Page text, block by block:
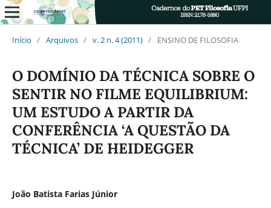
Início / Arquivos / v. 2 n. 4 (2011) / ENSINO DE FILOSOFIA
O DOMÍNIO DA TÉCNICA SOBRE O
SENTIR NO FILME EQUILIBRIUM:
UM ESTUDO A PARTIR DA
CONFERÊNCIA ‘A QUESTÃO DA
TÉCNICA’ DE HEIDEGGER
João Batista Farias Júnior